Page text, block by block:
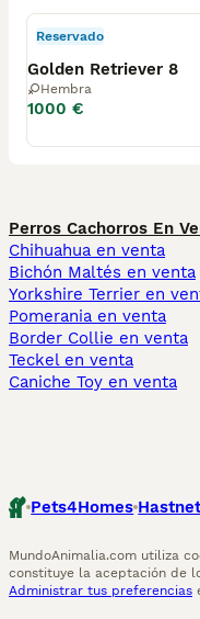
Reservado
Golden Retriever 8
Hembra
1000 €
Perros Cachorros En
Chihuahua en venta
Bichón Maltés en venta
Yorkshire Terrier en
Pomerania en venta
Border Collie en venta
Teckel en venta
Caniche Toy en venta
Pets4Homes
MundoAnimalia.com utiliza
constituye la aceptación de
Administrar tus preferencias